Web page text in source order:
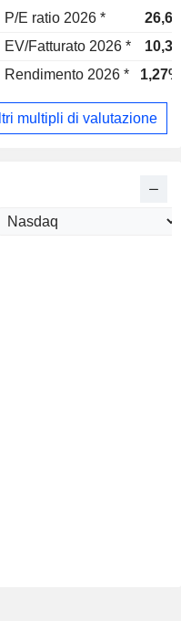
P/E ratio 2026 *
26,6x
EV/Fatturato 2026 *
10,3x
Rendimento 2026 * 1,27%
multipli di valutazione